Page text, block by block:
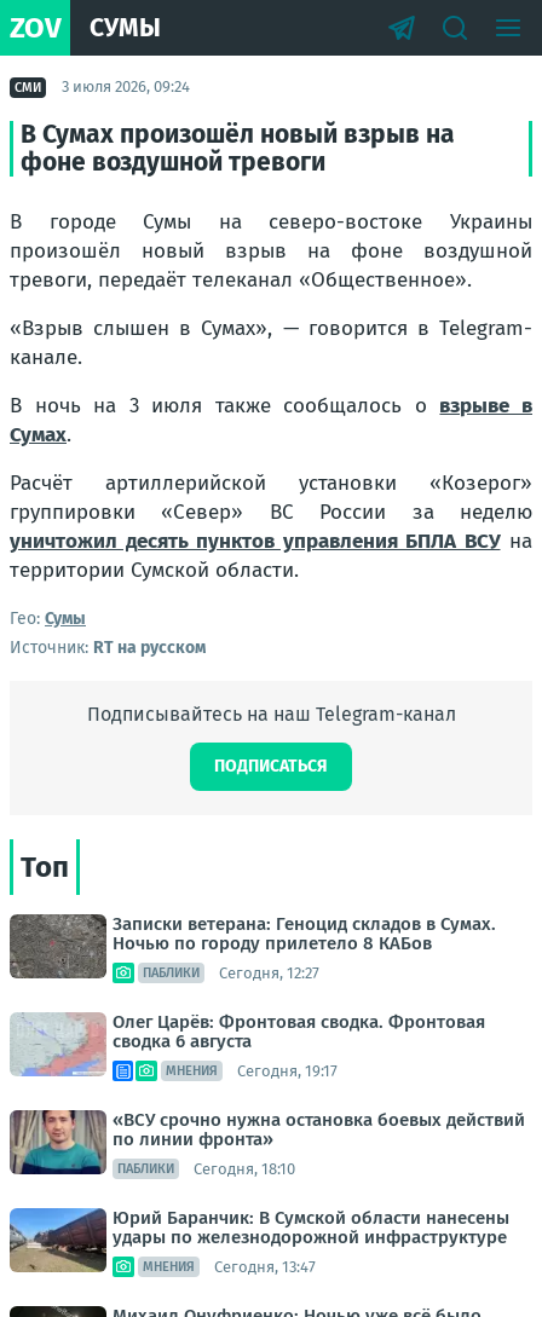
ZOV СУМЫ
СМИ 3 июля 2026, 09:24
В Сумах произошёл новый взрыв на
фоне воздушной тревоги
В городе Сумы на северо-востоке Украины
произошёл новый взрыв на фоне воздушной
тревоги, передаёт телеканал «Общественное».
«Взрыв слышен в Сумах», — говорится в Telegram-
канале.
В ночь на 3 июля также сообщалось о взрыве в
Сумах.
Расчёт артиллерийской установки «Козерог»
группировки «Север» ВС России за неделю
уничтожил десять пунктов управления БПЛА ВСУна
территории Сумской области.
Гео: Сумы
Источник: RT на русском
Подписывайтесь на наш Telegram-канал
ПОДПИСАТЬСЯ
Топ
Записки ветерана: Геноцид складов в Сумах.
Ночью по городу прилетело 8 КАБов
ПАБЛИКИ Сегодня, 12:27
Олег Царёв: Фронтовая сводка. Фронтовая
сводка 6 августа
МНЕНИЯ Сегодня, 19:17
«ВСУ срочно нужна остановка боевых действий
по линии фронта»
ПАБЛИКИ Сегодня, 18:10
Юрий Баранчик: В Сумской области нанесены
удары по железнодорожной инфраструктуре
МНЕНИЯ Сегодня, 13:47